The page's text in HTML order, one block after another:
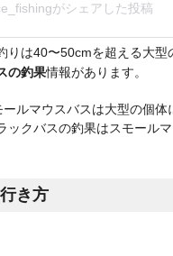
がシェアした投稿
りは40〜50cmを超える大型
の釣果情報があります。
ルマウスバスは大型の個
ックバスの釣果はスモール
き方